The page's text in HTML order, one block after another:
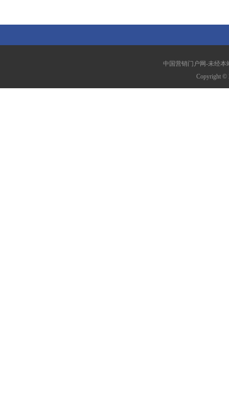
中国营销门户网-未经本
Copyright ©